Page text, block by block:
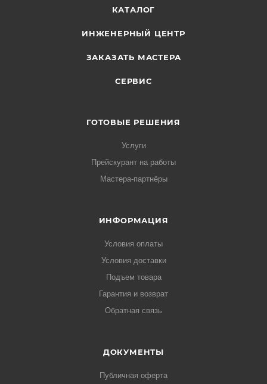
КАТАЛОГ
ИНЖЕНЕРНЫЙ ЦЕНТР
ЗАКАЗАТЬ МАСТЕРА
СЕРВИС
ГОТОВЫЕ РЕШЕНИЯ
Услуги
Прейскурант на работы
Мастера-партнёры
ИНФОРМАЦИЯ
Условия оплаты
Условия доставки
Подъем товара
Гарантия и возврат
Обратная связь
ДОКУМЕНТЫ
Публичная оферта